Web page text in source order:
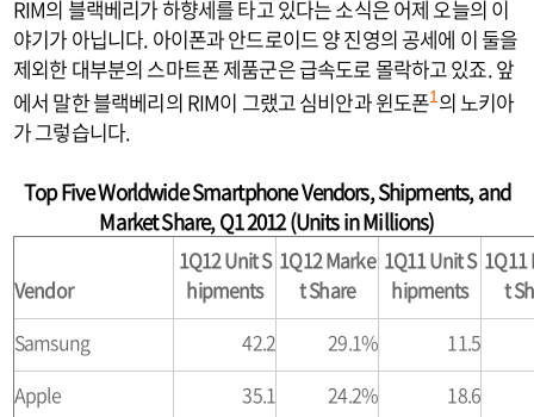
RIM의 블랙베리가 하향세를 타고 있다는 소식은 어제 오늘의 이
야기가 아닙니다. 아이폰과 안드로이드 양 진영의 공세에 이 둘을
제외한 대부분의 스마트폰 제품군은 급속도로 몰락하고 있죠. 앞
에서 말한 블랙베리의 RIM이 그랬고 심비안과 윈도폰1의 노키아
가 그렇습니다.
Top Five Worldwide Smartphone Vendors, Shipments, and
Market Share, Q1 2012 (Units in Millions)
Vendor
1Q12 Unit S
hipments
1Q12 Marke
t Share
1Q11 Unit S
hipments
1Q11
t
Samsung
42.2 29.1% 11.5
Apple
35.1 24.2% 18.6